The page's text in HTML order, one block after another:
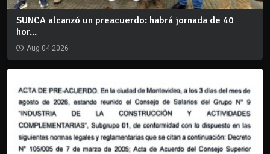
SUNCA alcanzó un preacuerdo: habrá jornada de 40
hor...
Aug 04 2026